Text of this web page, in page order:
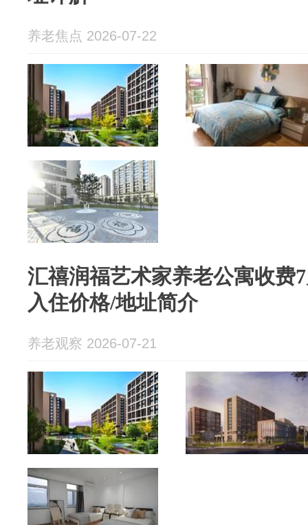
养老焦点 2026-07-22
汇禧润福艺术家养老公寓收费
入住价格/地址简介
养老观察 2026-07-21